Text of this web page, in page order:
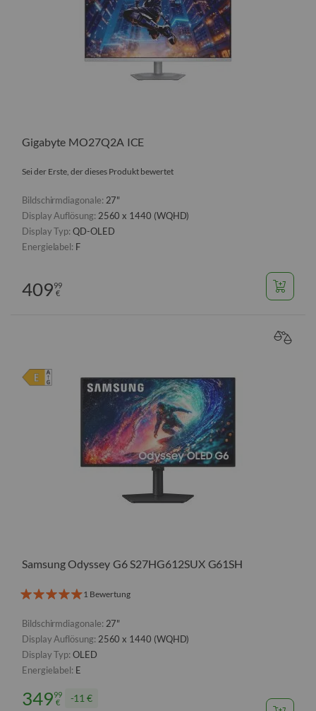
Gigabyte MO27Q2A ICE
Sei der Erste, der dieses Produkt bewertet
Bildschirmdiagonale: 27"
Display Auflösung: 2560 x 1440 (WQHD)
Display Typ:QD-OLED
Energielabel: F
40999
€
Samsung Odyssey G6 S27HG612SUX G61SH
1 Bewertung
Bildschirmdiagonale: 27"
Display Auflösung: 2560 x 1440 (WQHD)
Display Typ:OLED
Energielabel: E
34999
€
11 €